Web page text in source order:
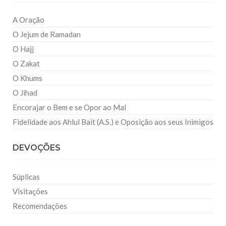
A Oração
O Jejum de Ramadan
O Hajj
O Zakat
O Khums
O Jihad
Encorajar o Bem e se Opor ao Mal
Fidelidade aos Ahlul Bait (A.S.) e Oposição aos seus Inimigos
DEVOÇÕES
Súplicas
Visitações
Recomendações